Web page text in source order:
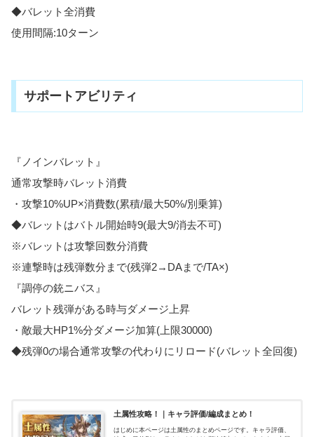
◆バレット全消費
使用間隔:10ターン
サポートアビリティ
『ノインバレット』
通常攻撃時バレット消費
・攻撃10%UP×消費数(累積/最大50%/別乗算)
◆バレットはバトル開始時9(最大9/消去不可)
※バレットは攻撃回数分消費
※連撃時は残弾数分まで(残弾2→DAまで/TA×)
『調停の銃ニバス』
バレット残弾がある時与ダメージ上昇
・敵最大HP1%分ダメージ加算(上限30000)
◆残弾0の場合通常攻撃の代わりにリロード(バレット全回復)
土属性攻略！｜キャラ評価/編成まとめ！
はじめに本ページは土属性のまとめページです。キャラ評価、